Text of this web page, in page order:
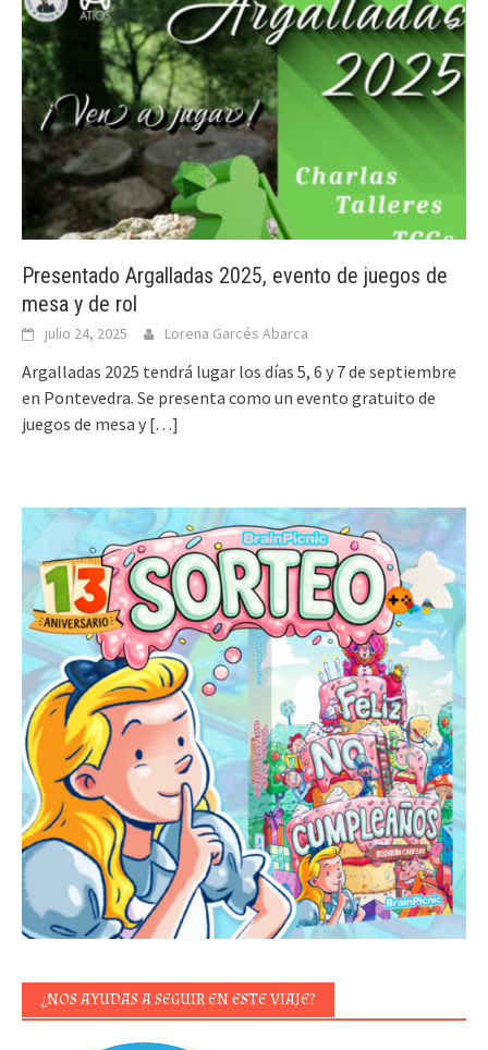
Presentado Argalladas 2025, evento de juegos de
mesa y de rol
julio 24, 2025 Lorena Garcés Abarca
Argalladas 2025 tendrá lugar los días 5, 6 y 7 de septiembre
en Pontevedra. Se presenta como un evento gratuito de
juegos de mesa y […]
¿NOS AYUDAS A SEGUIR EN ESTE VIAJE?